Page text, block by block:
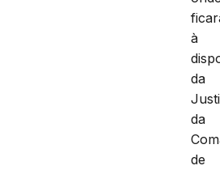
à
da
da
de